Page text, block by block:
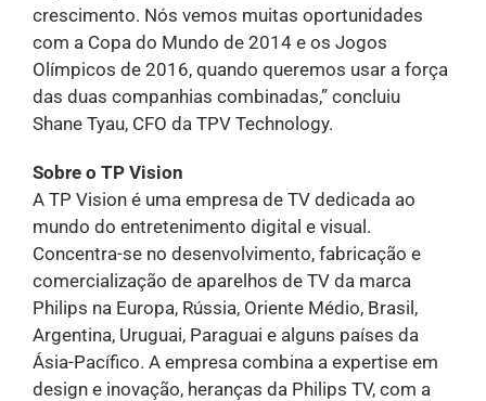
crescimento. Nós vemos muitas oportunidades
com a Copa do Mundo de 2014 e os Jogos
Olímpicos de 2016, quando queremos usar a força
das duas companhias combinadas,” concluiu
Shane Tyau, CFO da TPV Technology.
Sobre o TP Vision
A TP Vision é uma empresa de TV dedicada ao
mundo do entretenimento digital e visual.
Concentra-se no desenvolvimento, fabricação e
comercialização de aparelhos de TV da marca
Philips na Europa, Rússia, Oriente Médio, Brasil,
Argentina, Uruguai, Paraguai e alguns países da
Ásia-Pacífico. A empresa combina a expertise em
design e inovação, heranças da Philips TV, com a